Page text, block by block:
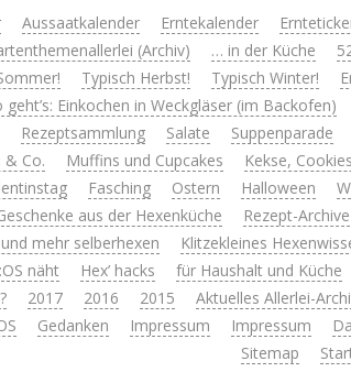
Aussaatkalender Erntekalender
(Archiv) … in der Küche
Typisch Herbst! Typisch Winter!
geht’s: Einkochen in Weckgläser (im Backofen)
Rezeptsammlung Salate Suppenparade
& Co. Muffins und Cupcakes Kekse,
Fasching Ostern Halloween
aus der Hexenküche Rezept-Archive
mehr selberhexen Klitzekleines
näht Hex’ hacks für Haushalt und Küche
2017 2016 2015 Aktuelles Allerlei-
Gedanken Impressum Impressum
Sitemap